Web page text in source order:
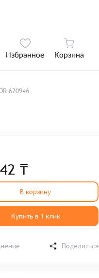
Избранное Корзина
620946
₸
В корзину
Купить в 1 клик
Поделиться